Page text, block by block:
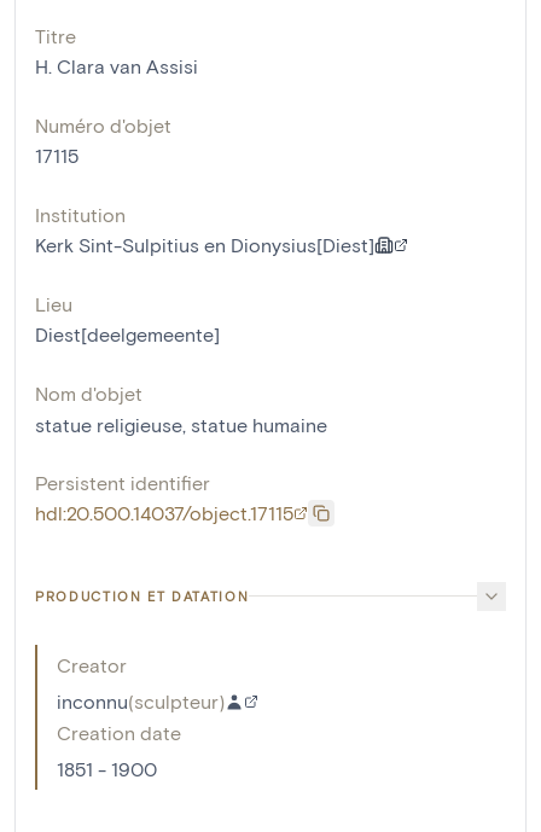
Titre
H. Clara van Assisi
Numéro d'objet
17115
Institution
Kerk Sint-Sulpitius en Dionysius[Diest]
Lieu
Diest[deelgemeente]
Nom d'objet
statue religieuse statue humaine
Persistent identifier
hdl:20.500.14037/object.17115
PRODUCTION ET DATATION
Creator
inconnu(sculpteur)
Creation date
1851 - 1900